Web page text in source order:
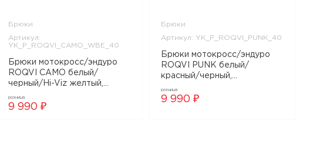
Брюки
Артикул:
YK_P_ROQVI_CAMO_WBE_40
Брюки мотокросс/эндуро
ROQVI CAMO белый/
черный/Hi-Viz желтый,
розница
9 990 ₽
Брюки
Артикул: YK_P_ROQVI_PUNK_40
Брюки мотокросс/эндуро
ROQVI PUNK белый/
красный/черный,
розница
9 990 ₽